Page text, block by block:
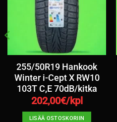
255/50R19 Hankook
Winter i-Cept X RW10
103T C,E 70dB/kitka
202,00€/kpl
LISÄÄ OSTOSKORIIN